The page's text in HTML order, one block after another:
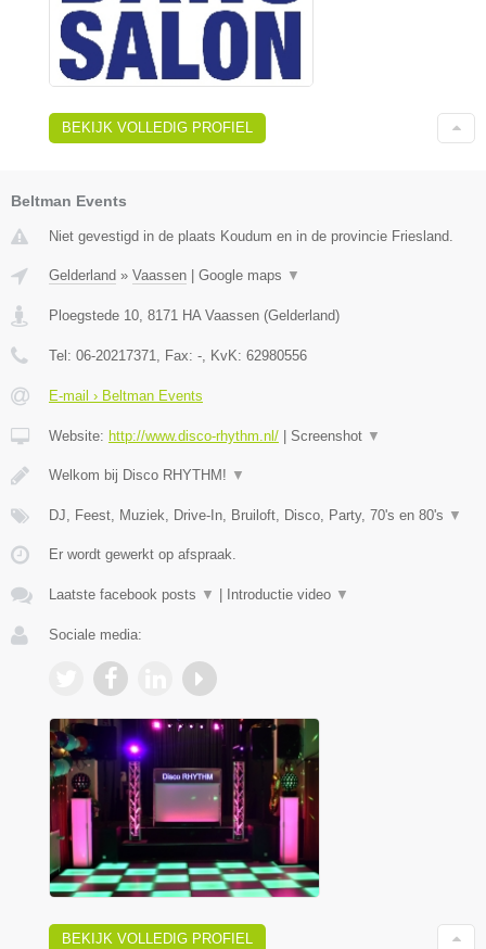
BEKIJK VOLLEDIG PROFIEL
Beltman Events
Niet gevestigd in de plaats Koudum en in de provincie Friesland.
Gelderland » Vaassen | Google maps ▼
Ploegstede 10 8171 HA Vaassen (Gelderland)
Tel: 06-20217371 , Fax: - , KvK: 62980556
E-mail › Beltman Events
Website: http://www.disco-rhythm.nl/ | Screenshot ▼
Welkom bij Disco RHYTHM! ▼
DJ, Feest, Muziek, Drive-In, Bruiloft, Disco, Party, 70's en 80's ▼
Er wordt gewerkt op afspraak.
Laatste facebook posts ▼ | Introductie video ▼
Sociale media:
BEKIJK VOLLEDIG PROFIEL